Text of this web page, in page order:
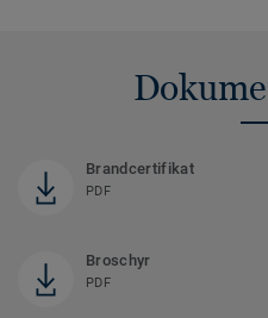
Brandcertifikat
PDF
Broschyr
PDF